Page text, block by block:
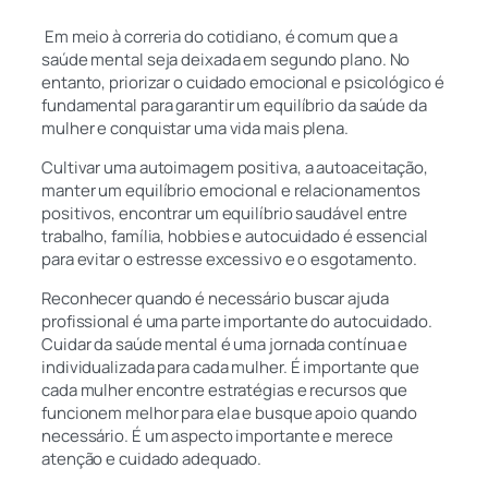
Em meio à correria do cotidiano, é comum que a
saúde mental seja deixada em segundo plano. No
entanto, priorizar o cuidado emocional e psicológico é
fundamental para garantir um equilíbrio da saúde da
mulher e conquistar uma vida mais plena.
Cultivar uma autoimagem positiva, a autoaceitação,
manter um equilíbrio emocional e relacionamentos
positivos, encontrar um equilíbrio saudável entre
trabalho, família, hobbies e autocuidado é essencial
para evitar o estresse excessivo e o esgotamento.
Reconhecer quando é necessário buscar ajuda
profissional é uma parte importante do autocuidado.
Cuidar da saúde mental é uma jornada contínua e
individualizada para cada mulher. É importante que
cada mulher encontre estratégias e recursos que
funcionem melhor para ela e busque apoio quando
necessário. É um aspecto importante e merece
atenção e cuidado adequado.